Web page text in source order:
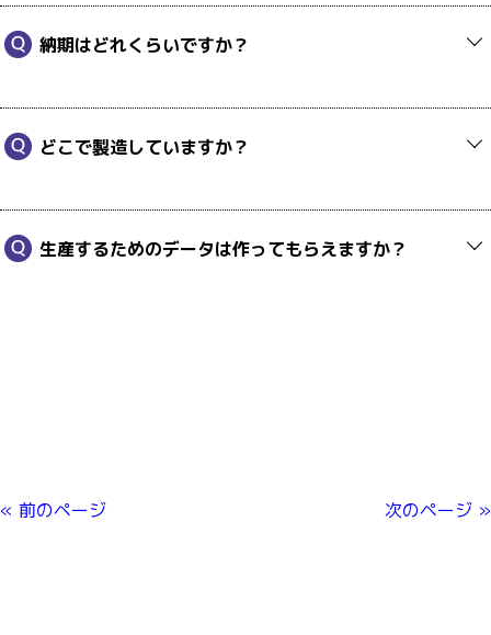
納期はどれくらいですか？
どこで製造していますか？
生産するためのデータは作ってもらえますか？
« 前のページ 次のページ »